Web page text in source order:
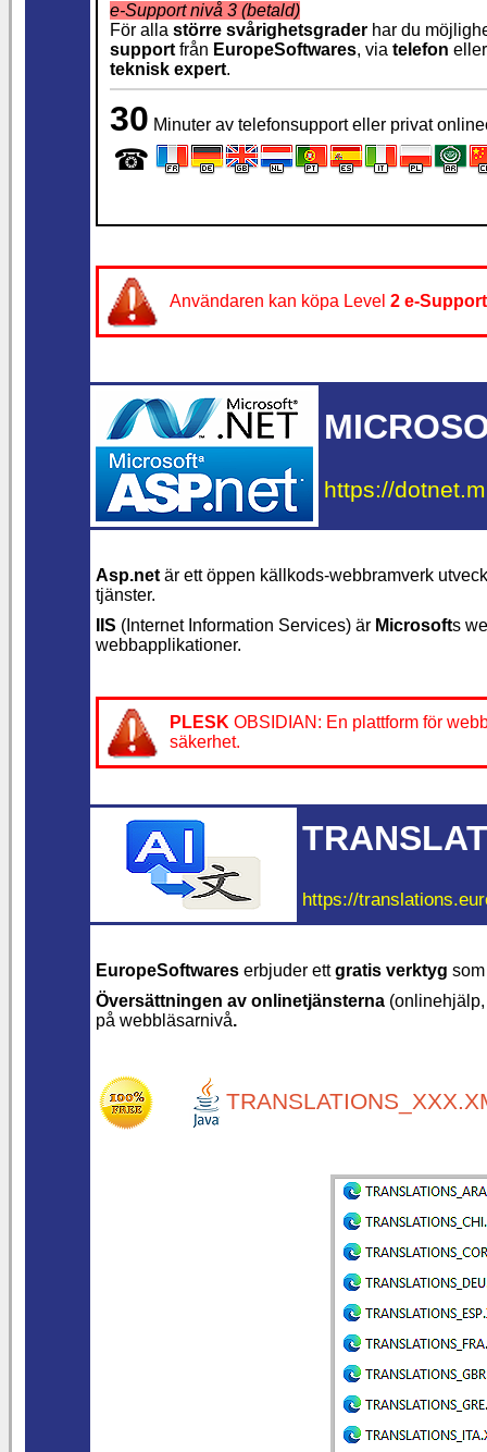
e-Support nivå 3 (betald)
För alla större svårighetsgrader har du
support från EuropeSoftwares, via telefon
teknisk expert.
30 Minuter av telefonsupport eller privat
☎
Användaren kan köpa Level 2 e-
https://
Asp.net är ett öppen källkods-webbramverk
tjänster.
IIS (Internet Information Services) är Microsofts
webbapplikationer.
PLESK OBSIDIAN: En plattform för
säkerhet.
https://
EuropeSoftwares erbjuder ettgratis verktyg
Översättningen av onlinetjänsterna
på webbläsarnivå.